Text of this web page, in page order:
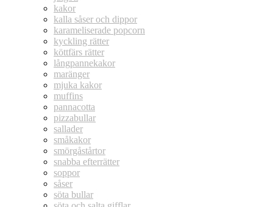
kakor
kalla såser och dippor
karameliserade popcorn
kyckling rätter
köttfärs rätter
långpannekakor
maränger
mjuka kakor
muffins
pannacotta
pizzabullar
sallader
småkakor
smörgåstårtor
snabba efterrätter
soppor
såser
söta bullar